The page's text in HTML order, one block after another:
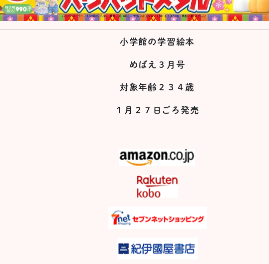
小学館の学習絵本
めばえ３月号
対象年齢２３４歳
１月２７日ごろ発売